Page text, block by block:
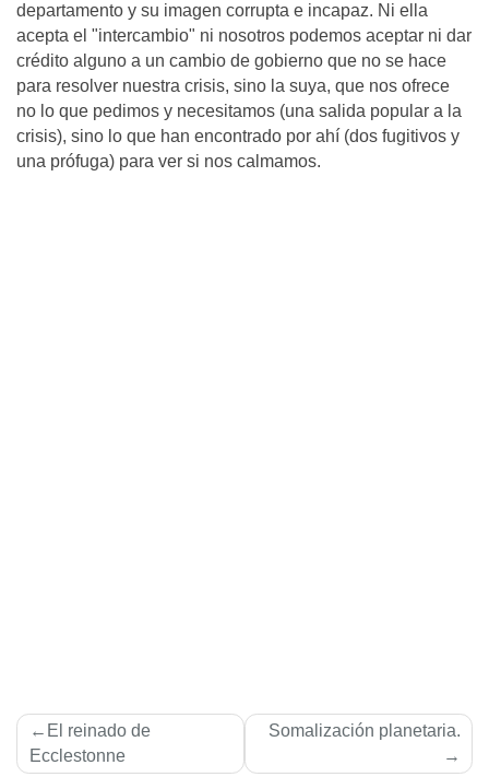
departamento y su imagen corrupta e incapaz. Ni ella
acepta el "intercambio" ni nosotros podemos aceptar ni dar
crédito alguno a un cambio de gobierno que no se hace
para resolver nuestra crisis, sino la suya, que nos ofrece
no lo que pedimos y necesitamos (una salida popular a la
crisis), sino lo que han encontrado por ahí (dos fugitivos y
una prófuga) para ver si nos calmamos.
Navegación
de
El reinado de
Ecclestonne
Somalización planetaria.